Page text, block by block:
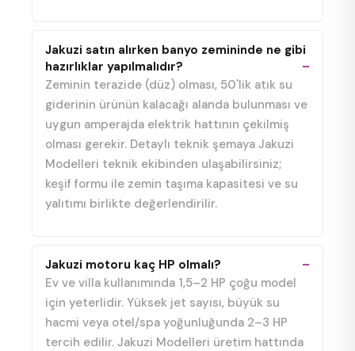
Jakuzi satın alırken banyo zemininde ne gibi
hazırlıklar yapılmalıdır?
Zeminin terazide (düz) olması, 50'lik atık su
giderinin ürünün kalacağı alanda bulunması ve
uygun amperajda elektrik hattının çekilmiş
olması gerekir. Detaylı teknik şemaya Jakuzi
Modelleri teknik ekibinden ulaşabilirsiniz;
keşif formu ile zemin taşıma kapasitesi ve su
yalıtımı birlikte değerlendirilir.
Jakuzi motoru kaç HP olmalı?
Ev ve villa kullanımında 1,5–2 HP çoğu model
için yeterlidir. Yüksek jet sayısı, büyük su
hacmi veya otel/spa yoğunluğunda 2–3 HP
tercih edilir. Jakuzi Modelleri üretim hattında